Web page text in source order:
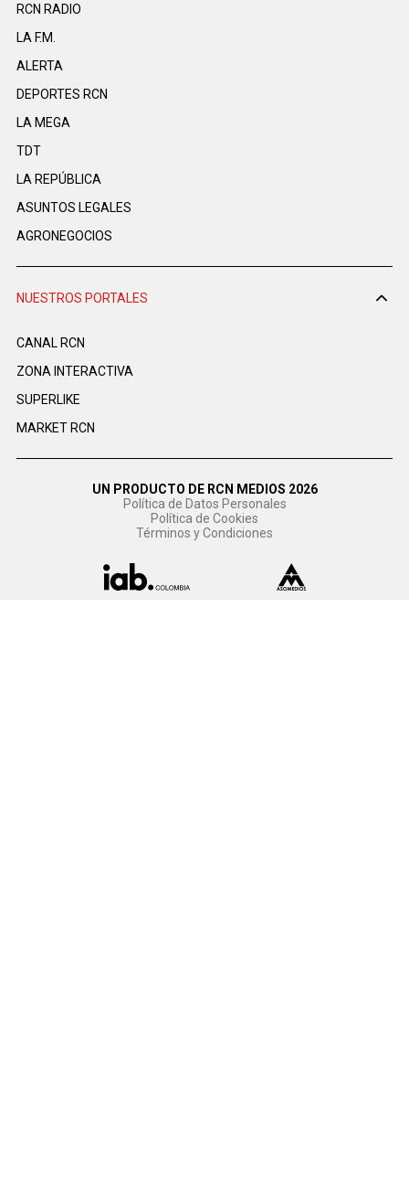
RCN RADIO
LA F.M.
ALERTA
DEPORTES RCN
LA MEGA
TDT
LA REPÚBLICA
ASUNTOS LEGALES
AGRONEGOCIOS
NUESTROS PORTALES
CANAL RCN
ZONA INTERACTIVA
SUPERLIKE
MARKET RCN
UN PRODUCTO DE RCN MEDIOS 2026
Política de Datos Personales
Política de Cookies
Términos y Condiciones